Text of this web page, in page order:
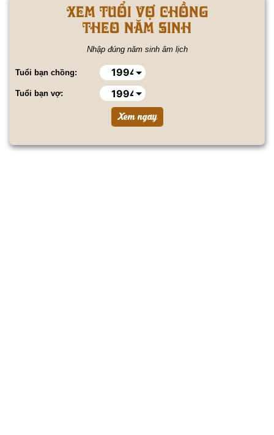
Xem tuổi vợ chồng
theo năm sinh
Nhập đúng năm sinh âm lịch
Tuổi bạn chồng:
Tuổi bạn vợ: